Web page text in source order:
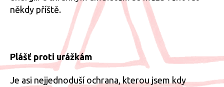
někdy příště.
Plášť proti urážkám
Je asi nejjednoduší ochrana, kterou jsem kdy